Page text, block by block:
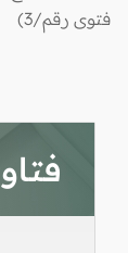
فتوى رقم/3)